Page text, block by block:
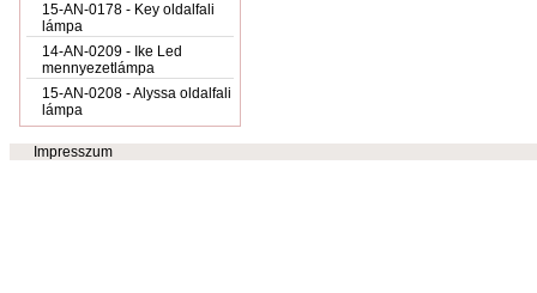
15-AN-0178 - Key oldalfali
lámpa
14-AN-0209 - Ike Led
mennyezetlámpa
15-AN-0208 - Alyssa oldalfali
lámpa
Impresszum